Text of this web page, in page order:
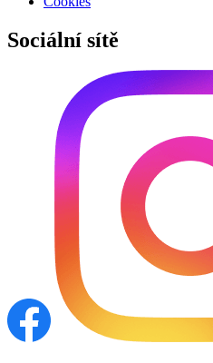
Sociální sítě